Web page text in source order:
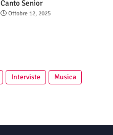
Canto Senior
Ottobre 12, 2025
Interviste
Musica